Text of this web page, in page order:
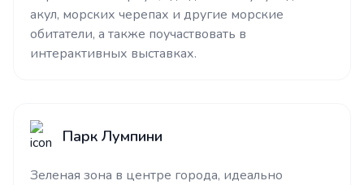
акул, морских черепах и другие морские
обитатели, а также поучаствовать в
интерактивных выставках.
Парк Лумпини
Зеленая зона в центре города, идеально